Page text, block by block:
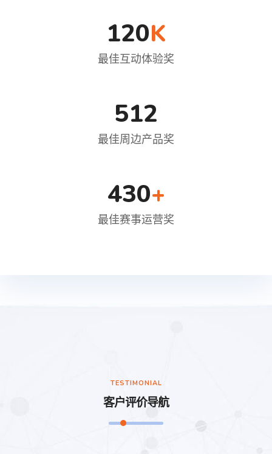
120K
最佳互动体验奖
512
最佳周边产品奖
430+
最佳赛事运营奖
TESTIMONIAL
客户评价导航